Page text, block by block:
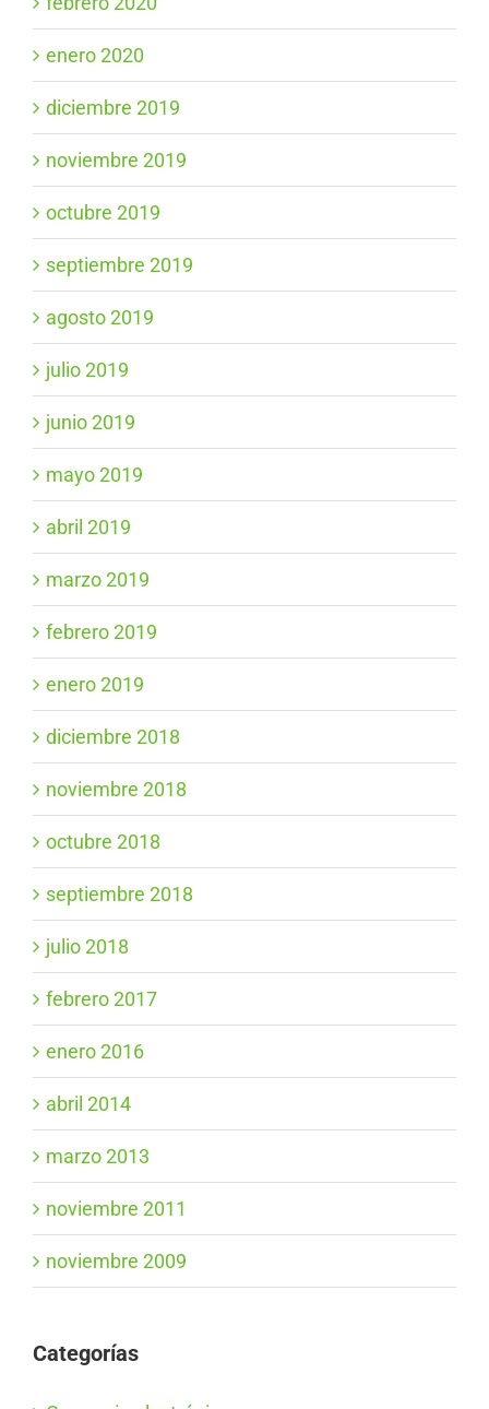
enero 2020
diciembre 2019
noviembre 2019
octubre 2019
septiembre 2019
agosto 2019
julio 2019
junio 2019
mayo 2019
abril 2019
marzo 2019
febrero 2019
enero 2019
diciembre 2018
noviembre 2018
octubre 2018
septiembre 2018
julio 2018
febrero 2017
enero 2016
abril 2014
marzo 2013
noviembre 2011
noviembre 2009
Categorías